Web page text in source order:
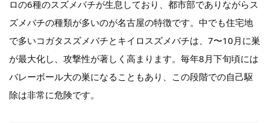
ロの6種のスズメバチが生息しており、都市部でありながらス
ズメバチの種類が多いのが名古屋の特徴です。中でも住宅地
で多いコガタスズメバチとキイロスズメバチは、7〜10月に巣
が最大化し、攻撃性が著しく高まります。毎年8月下旬頃には
バレーボール大の巣になることもあり、この段階での自己駆
除は非常に危険です。